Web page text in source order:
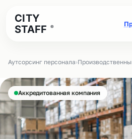
CITY
STAFF
®
Аутсорсинг персонала›
Аккредитованная компания